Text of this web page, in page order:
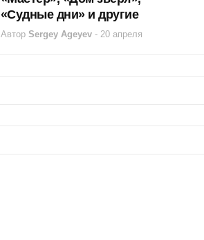
«Судные дни» и другие
Автор Sergey Ageyev - 20 апреля